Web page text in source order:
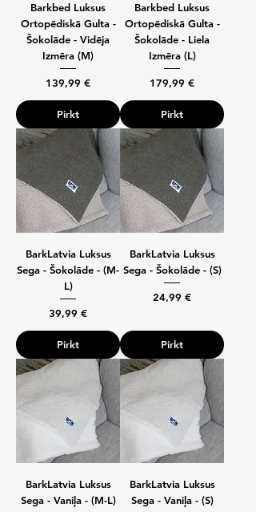
Barkbed Luksus
Ortopēdiskā Gulta -
Šokolāde - Vidēja
Izmēra (M)
Cena
139,99 €
Pirkt
Barkbed Luksus
Ortopēdiskā Gulta -
Šokolāde - Liela
Izmēra (L)
Cena
179,99 €
Pirkt
BarkLatvia Luksus
Sega - Šokolāde - (M-
L)
Cena
39,99 €
Pirkt
BarkLatvia Luksus
Sega - Šokolāde - (S)
Cena
24,99 €
Pirkt
BarkLatvia Luksus
Sega - Vaniļa - (M-L)
BarkLatvia Luksus
Sega - Vaniļa - (S)